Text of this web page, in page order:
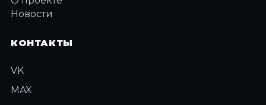
Новости
КОНТАКТЫ
VK
MAX